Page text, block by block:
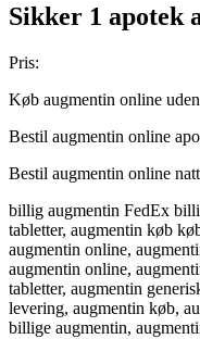
Sikker 1 apotek
Pris:
Køb augmentin online
Bestil augmentin online
Bestil augmentin online
billig augmentin FedEx
tabletter, augmentin køb
augmentin online,
augmentin online,
tabletter, augmentin
levering, augmentin køb,
billige augmentin,